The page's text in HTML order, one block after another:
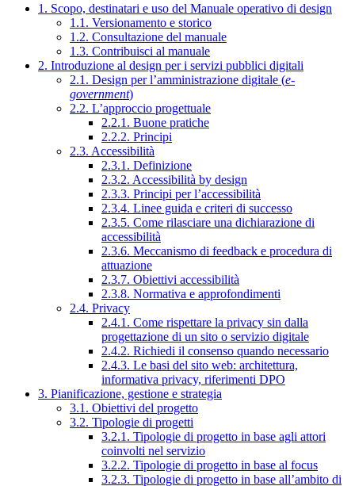
1. Scopo, destinatari e uso del Manuale operativo di design
1.1. Versionamento e storico
1.2. Consultazione del manuale
1.3. Contribuisci al manuale
2. Introduzione al design per i servizi pubblici digitali
2.1. Design per l’amministrazione digitale (e-
government)
2.2. L’approccio progettuale
2.2.1. Buone pratiche
2.2.2. Principi
2.3. Accessibilità
2.3.1. Definizione
2.3.2. Accessibilità by design
2.3.3. Principi per l’accessibilità
2.3.4. Linee guida e criteri di successo
2.3.5. Come rilasciare una dichiarazione di
accessibilità
2.3.6. Meccanismo di feedback e procedura di
attuazione
2.3.7. Obiettivi accessibilità
2.3.8. Normativa e approfondimenti
2.4. Privacy
2.4.1. Come rispettare la privacy sin dalla
progettazione di un sito o servizio digitale
2.4.2. Richiedi il consenso quando necessario
2.4.3. Le basi del sito web: architettura,
informativa privacy, riferimenti DPO
3. Pianificazione, gestione e strategia
3.1. Obiettivi del progetto
3.2. Tipologie di progetti
3.2.1. Tipologie di progetto in base agli attori
coinvolti nel servizio
3.2.2. Tipologie di progetto in base al focus
3.2.3. Tipologie di progetto in base all’ambito di